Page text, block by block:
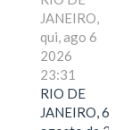
JANEIRO,
qui, ago 6
2026
23:31
RIO DE
JANEIRO, 6 de